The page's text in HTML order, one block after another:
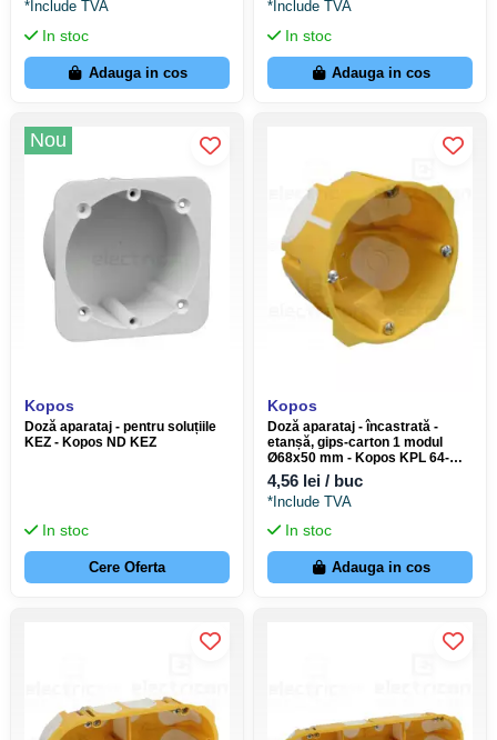
*Include TVA
In stoc
Adauga in cos
*Include TVA
In stoc
Adauga in cos
Nou
Kopos
Doză aparataj - pentru soluțiile
KEZ - Kopos ND KEZ
In stoc
Cere Oferta
Kopos
Doză aparataj - încastrată -
etanșă, gips-carton 1 modul
Ø68x50 mm - Kopos KPL 64-
50/LD_NA
4,56 lei / buc
*Include TVA
In stoc
Adauga in cos